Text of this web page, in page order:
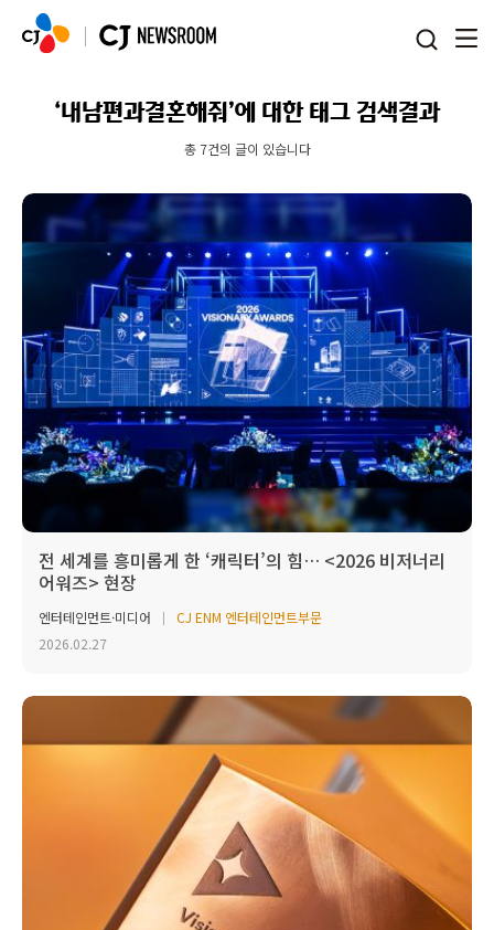
‘내남편과결혼해줘’에 대한 태그 검색결과
총 7건의 글이 있습니다
전 세계를 흥미롭게 한 ‘캐릭터’의 힘… <2026 비저너리
어워즈> 현장
엔터테인먼트·미디어
CJ ENM 엔터테인먼트부문
2026.02.27